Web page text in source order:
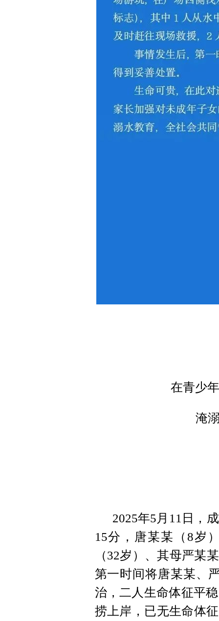
在青少
淹
2025年5月11日，
15分，唐某某（8岁
（32岁）、其母严某
第一时间将唐某某、
治，二人生命体征平
捞上岸，已无生命体